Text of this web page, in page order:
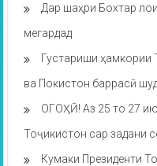
Дар шаҳри Бохтар
мегардад
Густариши ҳамкории
ва Покистон баррасӣ
ОГОҲӢ! Аз 25 то 27
Тоҷикистон сар задани
Кумаки Президенти